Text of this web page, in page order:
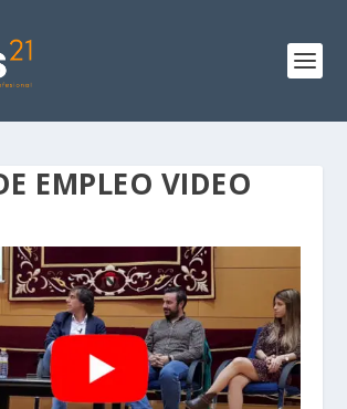
EMPLEO VIDEO